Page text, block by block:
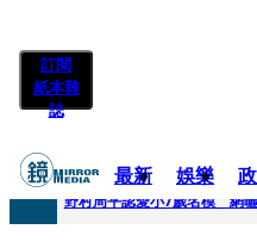
訂閱
紙本雜
誌
最新 娛樂
快訊
野村周平認愛小7歲名模 網